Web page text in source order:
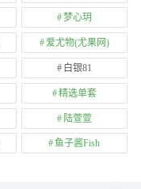
梦心玥
爱尤物(尤果网)
白银81
精选单套
陆萱萱
鱼子酱Fish